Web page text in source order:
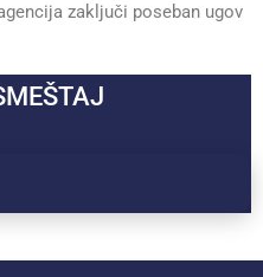
zaključi poseban ugov